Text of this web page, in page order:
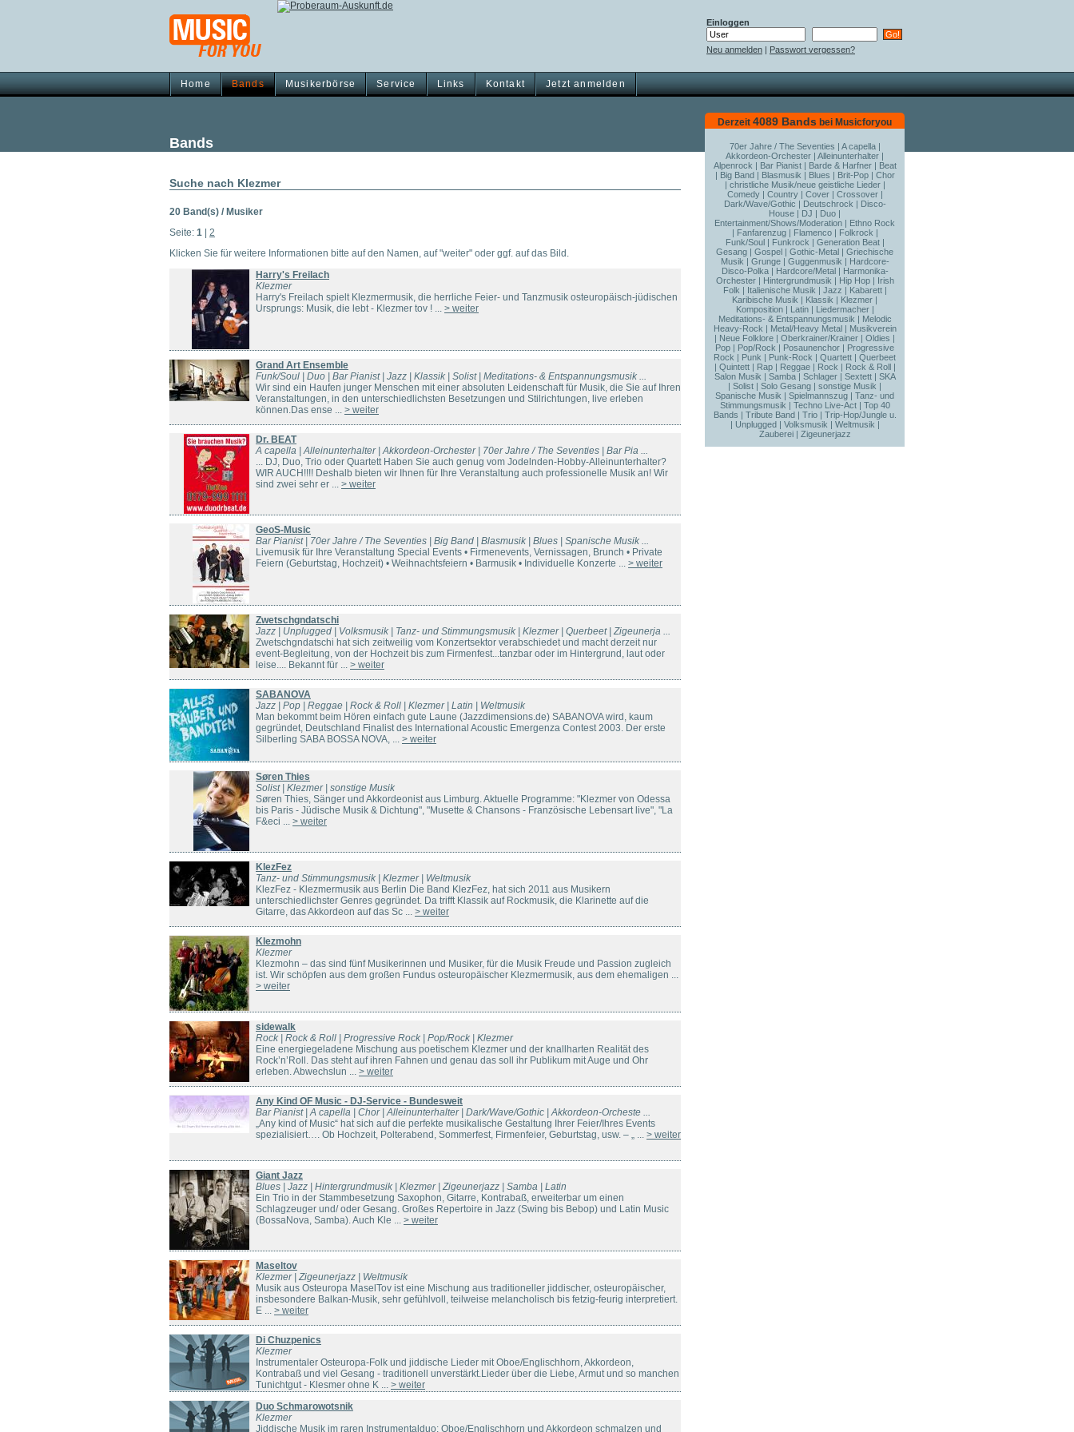
Einloggen
Neu anmelden | Passwort vergessen?
Home Bands Musikerbörse Service Links Kontakt Jetzt anmelden
Derzeit 4089 Bands bei Musicforyou
70er Jahre / The Seventies | A capella|
Akkordeon-Orchester | Alleinunterhalter |
Alpenrock | Bar Pianist| Barde & Harfner| Beat
| Big Band| Blasmusik | Blues | Brit-Pop| Chor
| christliche Musik/neue geistliche Lieder|
Comedy| Country| Cover| Crossover|
Dark/Wave/Gothic | Deutschrock | Disco-
House | DJ | Duo |
Entertainment/Shows/Moderation | Ethno Rock
| Fanfarenzug| Flamenco| Folkrock |
Funk/Soul| Funkrock | Generation Beat|
Gesang | Gospel | Gothic-Metal | Griechische
Musik | Grunge| Guggenmusik | Hardcore-
Disco-Polka| Hardcore/Metal| Harmonika-
Orchester| Hintergrundmusik | Hip Hop| Irish
Folk | Italienische Musik | Jazz | Kabarett|
Karibische Musik | Klassik | Klezmer |
Komposition| Latin| Liedermacher|
Meditations- & Entspannungsmusik | Melodic
Heavy-Rock | Metal/Heavy Metal| Musikverein
| Neue Folklore | Oberkrainer/Krainer | Oldies |
Pop | Pop/Rock | Posaunenchor | Progressive
Rock | Punk | Punk-Rock | Quartett | Querbeet
| Quintett| Rap| Reggae| Rock | Rock & Roll|
Salon Musik | Samba | Schlager | Sextett | SKA
| Solist | Solo Gesang | sonstige Musik |
Spanische Musik | Spielmannszug | Tanz- und
Stimmungsmusik | Techno Live-Act| Top 40
Bands | Tribute Band| Trio| Trip-Hop/Jungle u.
| Unplugged| Volksmusik | Weltmusik |
Zauberei| Zigeunerjazz
Bands
Suche nach Klezmer
20 Band(s) / Musiker
Seite: 1
2
Klicken Sie für weitere Informationen bitte auf den Namen, auf "weiter" oder ggf. auf das Bild.
Harry's Freilach
Klezmer
Harry's Freilach spielt Klezmermusik, die herrliche Feier- und Tanzmusik osteuropäisch-jüdischen
Ursprungs: Musik, die lebt - Klezmer tov ! ... > weiter
Grand Art Ensemble
Funk/Soul | Duo | Bar Pianist | Jazz | Klassik | Solist | Meditations- & Entspannungsmusik ...
Wir sind ein Haufen junger Menschen mit einer absoluten Leidenschaft für Musik, die Sie auf Ihren
Veranstaltungen, in den unterschiedlichsten Besetzungen und Stilrichtungen, live erleben
können.Das ense ... > weiter
Dr. BEAT
A capella | Alleinunterhalter | Akkordeon-Orchester | 70er Jahre / The Seventies | Bar Pia ...
... DJ, Duo, Trio oder Quartett Haben Sie auch genug vom Jodelnden-Hobby-Alleinunterhalter?
WIR AUCH!!!! Deshalb bieten wir Ihnen für Ihre Veranstaltung auch professionelle Musik an! Wir
sind zwei sehr er ... > weiter
GeoS-Music
Bar Pianist | 70er Jahre / The Seventies | Big Band | Blasmusik | Blues | Spanische Musik ...
Livemusik für Ihre Veranstaltung Special Events • Firmenevents, Vernissagen, Brunch • Private
Feiern (Geburtstag, Hochzeit) • Weihnachtsfeiern • Barmusik • Individuelle Konzerte ... > weiter
Zwetschgndatschi
Jazz | Unplugged | Volksmusik | Tanz- und Stimmungsmusik | Klezmer | Querbeet | Zigeunerja ...
Zwetschgndatschi hat sich zeitweilig vom Konzertsektor verabschiedet und macht derzeit nur
event-Begleitung, von der Hochzeit bis zum Firmenfest...tanzbar oder im Hintergrund, laut oder
leise.... Bekannt für ... > weiter
SABANOVA
Jazz | Pop | Reggae | Rock & Roll | Klezmer | Latin | Weltmusik
Man bekommt beim Hören einfach gute Laune (Jazzdimensions.de) SABANOVA wird, kaum
gegründet, Deutschland Finalist des International Acoustic Emergenza Contest 2003. Der erste
Silberling SABA BOSSA NOVA, ... > weiter
Søren Thies
Solist | Klezmer | sonstige Musik
Søren Thies, Sänger und Akkordeonist aus Limburg. Aktuelle Programme: "Klezmer von Odessa
bis Paris - Jüdische Musik & Dichtung", "Musette & Chansons - Französische Lebensart live", "La
F&eci ... > weiter
KlezFez
Tanz- und Stimmungsmusik | Klezmer | Weltmusik
KlezFez - Klezmermusik aus Berlin Die Band KlezFez, hat sich 2011 aus Musikern
unterschiedlichster Genres gegründet. Da trifft Klassik auf Rockmusik, die Klarinette auf die
Gitarre, das Akkordeon auf das Sc ... > weiter
Klezmohn
Klezmer
Klezmohn – das sind fünf Musikerinnen und Musiker, für die Musik Freude und Passion zugleich
ist. Wir schöpfen aus dem großen Fundus osteuropäischer Klezmermusik, aus dem ehemaligen ...
> weiter
sidewalk
Rock | Rock & Roll | Progressive Rock | Pop/Rock | Klezmer
Eine energiegeladene Mischung aus poetischem Klezmer und der knallharten Realität des
Rock’n’Roll. Das steht auf ihren Fahnen und genau das soll ihr Publikum mit Auge und Ohr
erleben. Abwechslun ... > weiter
Any Kind OF Music - DJ-Service - Bundesweit
Bar Pianist | A capella | Chor | Alleinunterhalter | Dark/Wave/Gothic | Akkordeon-Orcheste ...
„Any kind of Music“ hat sich auf die perfekte musikalische Gestaltung Ihrer Feier/Ihres Events
spezialisiert…. Ob Hochzeit, Polterabend, Sommerfest, Firmenfeier, Geburtstag, usw. – „ ... > weiter
Giant Jazz
Blues | Jazz | Hintergrundmusik | Klezmer | Zigeunerjazz | Samba | Latin
Ein Trio in der Stammbesetzung Saxophon, Gitarre, Kontrabaß, erweiterbar um einen
Schlagzeuger und/ oder Gesang. Großes Repertoire in Jazz (Swing bis Bebop) und Latin Music
(BossaNova, Samba). Auch Kle ... > weiter
Maseltov
Klezmer | Zigeunerjazz | Weltmusik
Musik aus Osteuropa MaselTov ist eine Mischung aus traditioneller jiddischer, osteuropäischer,
insbesondere Balkan-Musik, sehr gefühlvoll, teilweise melancholisch bis fetzig-feurig interpretiert.
E ... > weiter
Di Chuzpenics
Klezmer
Instrumentaler Osteuropa-Folk und jiddische Lieder mit Oboe/Englischhorn, Akkordeon,
Kontrabaß und viel Gesang - traditionell unverstärkt.Lieder über die Liebe, Armut und so manchen
Tunichtgut - Klesmer ohne K ... > weiter
Duo Schmarowotsnik
Klezmer
Jiddische Musik im raren Instrumentalduo: Oboe/Englischhorn und Akkordeon schmalzen und